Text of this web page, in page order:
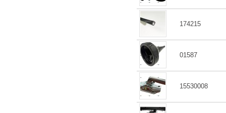
174215
01587
15530008